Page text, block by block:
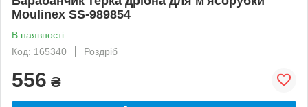
Moulinex SS-989854
В наявності
Код: 165340
Роздріб
556 ₴